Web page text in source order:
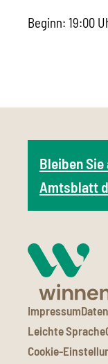
Beginn: 19:00
Bleiben
Amtsblatt
Impressum
Leichte Sprache
Cookie-